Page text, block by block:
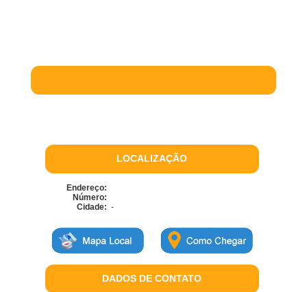
LOCALIZAÇÃO
Endereço:
Número:
Cidade: -
DADOS DE CONTATO